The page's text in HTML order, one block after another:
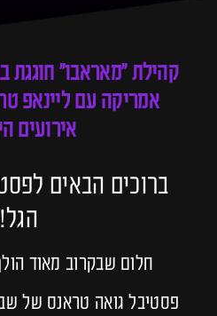
קהילת ״מאראבו״ חוגגת
אמריקה עם ליינאפ
אירועים
ברוכים הבאים
הגל!
חלום שבקרוב מאוד
פסטיבל גואה טראנס של